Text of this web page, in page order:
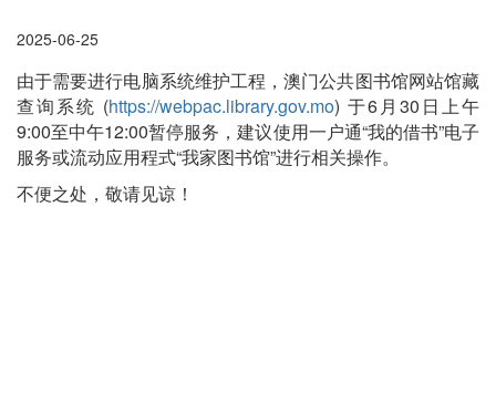
2025-06-25
由于需要进行电脑系统维护工程，澳门公共图书馆网站馆藏
查询系统 (https://webpac.library.gov.mo) 于6月30日上午
9:00至中午12:00暂停服务，建议使用一户通“我的借书”电子
服务或流动应用程式“我家图书馆”进行相关操作。
不便之处，敬请见谅！